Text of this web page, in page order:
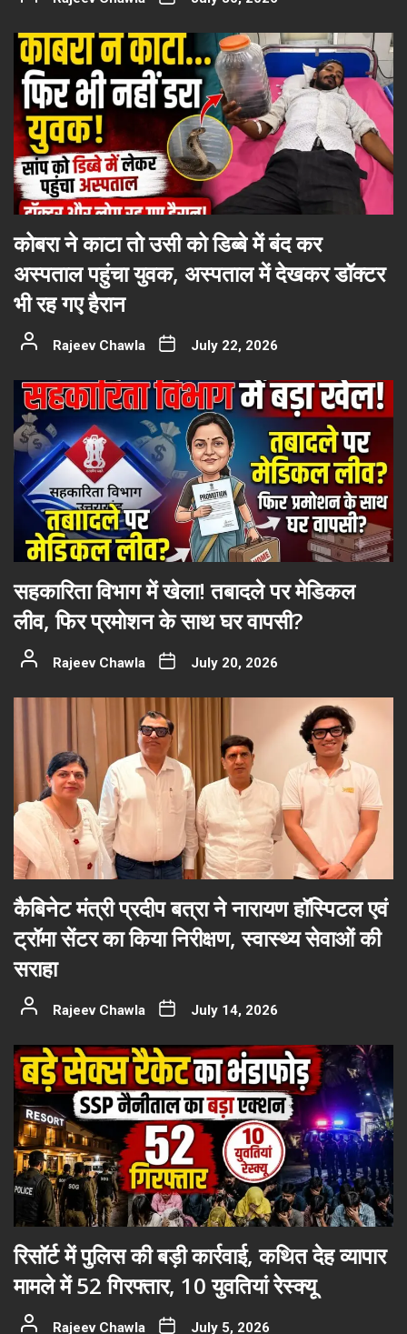
कोबरा ने काटा तो उसी को डिब्बे में बंद कर
अस्पताल पहुंचा युवक, अस्पताल में देखकर डॉक्टर
भी रह गए हैरान
Rajeev Chawla July 22, 2026
सहकारिता विभाग में खेला! तबादले पर मेडिकल
लीव, फिर प्रमोशन के साथ घर वापसी?
Rajeev Chawla July 20, 2026
कैबिनेट मंत्री प्रदीप बत्रा ने नारायण हॉस्पिटल एवं
ट्रॉमा सेंटर का किया निरीक्षण, स्वास्थ्य सेवाओं की
सराहा
Rajeev Chawla July 14, 2026
रिसॉर्ट में पुलिस की बड़ी कार्रवाई, कथित देह व्यापार
मामले में 52 गिरफ्तार, 10 युवतियां रेस्क्यू
Rajeev Chawla July 5, 2026